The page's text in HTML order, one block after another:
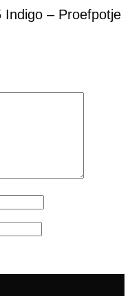
Indigo – Proefpotje